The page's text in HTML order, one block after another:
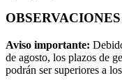
OBSERVACIONES
Aviso importante:
de agosto, los plazos de
podrán ser superiores a